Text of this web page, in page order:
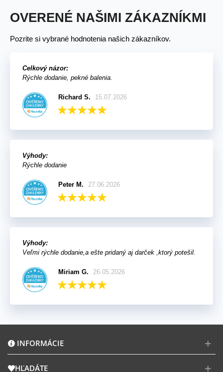
OVERENÉ NAŠIMI ZÁKAZNÍKMI
Pozrite si vybrané hodnotenia našich zákazníkov.
Celkový názor:
Rýchle dodanie, pekné balenia.
Richard S. 15.07.2026
Výhody:
Rýchle dodanie
Peter M. 27.06.2026
Výhody:
Veľmi rýchle dodanie,a ešte pridaný aj darček ,ktorý potešil.
Miriam G. 26.05.2026
INFORMÁCIE
HĽADÁTE